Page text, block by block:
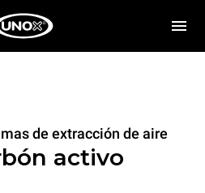
de extracción de aire
activo